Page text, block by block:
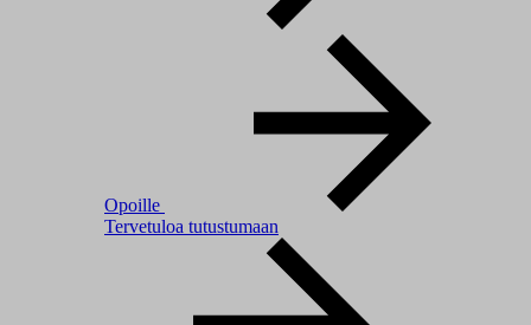
Opoille
Tervetuloa tutustumaan